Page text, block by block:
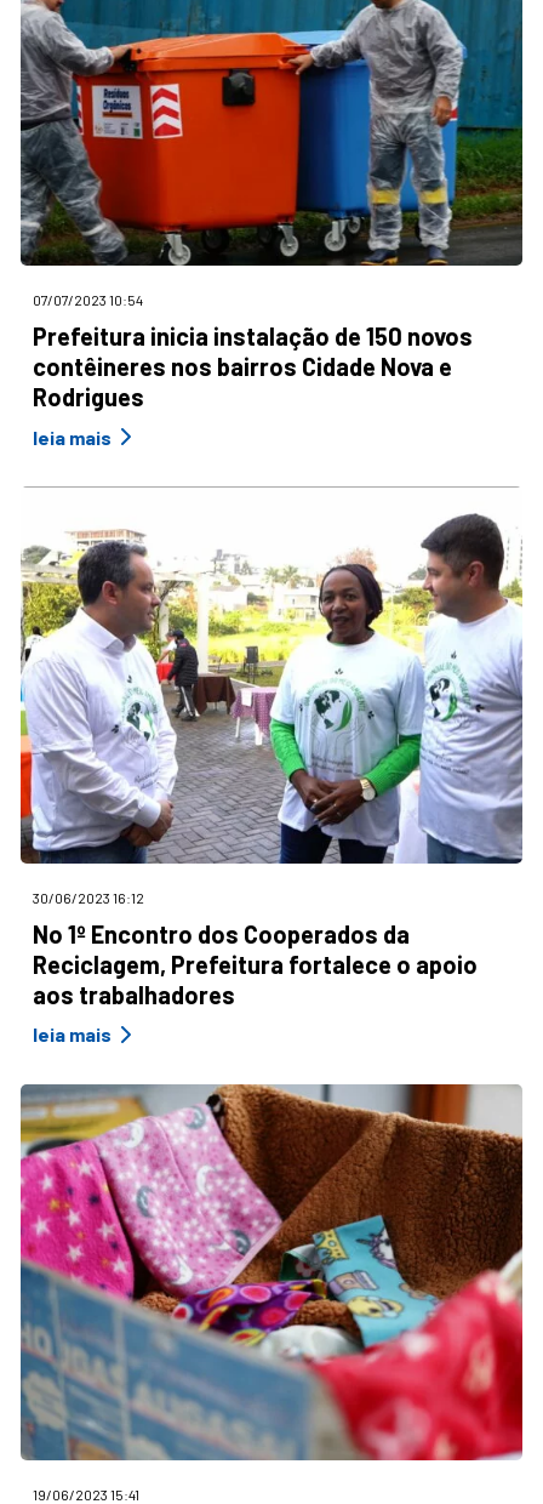
07/07/2023 10:54
Prefeitura inicia instalação de 150 novos
contêineres nos bairros Cidade Nova e
Rodrigues
leia mais
30/06/2023 16:12
No 1º Encontro dos Cooperados da
Reciclagem, Prefeitura fortalece o apoio
aos trabalhadores
leia mais
19/06/2023 15:41